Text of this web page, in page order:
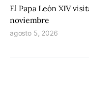
El Papa León XIV
noviembre
agosto 5, 2026